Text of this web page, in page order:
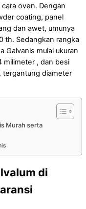
oven. Dengan
coating, panel
dan awet, umunya
th. Sedangkan rangka
Galvanis mulai ukuran
milimeter , dan besi
tergantung diameter
Murah serta
di